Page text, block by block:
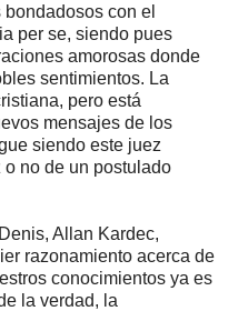
con el
per se, siendo pues
amorosas donde
sentimientos. La
pero está
mensajes de los
siendo este juez
no de un postulado
Allan Kardec,
razonamiento acerca de
conocimientos ya es
la verdad, la